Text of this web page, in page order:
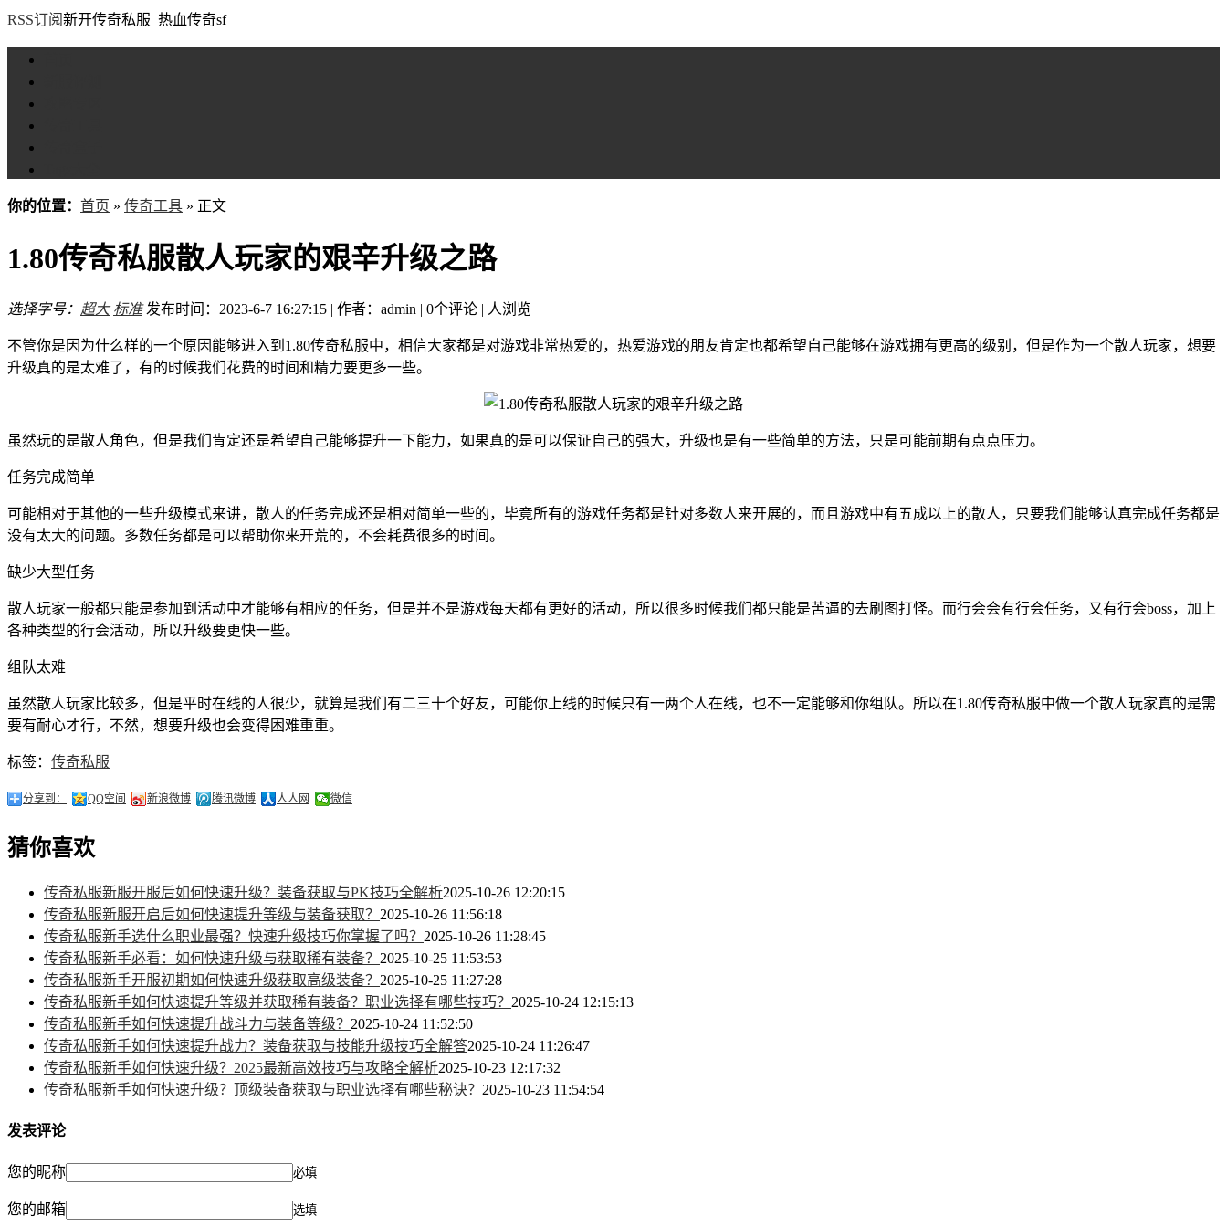
RSS订阅新开传奇私服_热血传奇sf
你的位置： 首页 » 传奇工具 » 正文
1.80传奇私服散人玩家的艰辛升级之路
选择字号： 超大 标准 发布时间：2023-6-7 16:27:15 | 作者：admin | 0个评论 | 人浏览
不管你是因为什么样的一个原因能够进入到1.80传奇私服中，相信大家都是对游戏非常热爱的，热爱游戏的朋友肯定也都希望自己能够在游戏拥有更高的级别，但是作为一个散人玩家，想要
升级真的是太难了，有的时候我们花费的时间和精力要更多一些。
虽然玩的是散人角色，但是我们肯定还是希望自己能够提升一下能力，如果真的是可以保证自己的强大，升级也是有一些简单的方法，只是可能前期有点点压力。
任务完成简单
可能相对于其他的一些升级模式来讲，散人的任务完成还是相对简单一些的，毕竟所有的游戏任务都是针对多数人来开展的，而且游戏中有五成以上的散人，只要我们能够认真完成任务都是
没有太大的问题。多数任务都是可以帮助你来开荒的，不会耗费很多的时间。
缺少大型任务
散人玩家一般都只能是参加到活动中才能够有相应的任务，但是并不是游戏每天都有更好的活动，所以很多时候我们都只能是苦逼的去刷图打怪。而行会会有行会任务，又有行会boss，加上
各种类型的行会活动，所以升级要更快一些。
组队太难
虽然散人玩家比较多，但是平时在线的人很少，就算是我们有二三十个好友，可能你上线的时候只有一两个人在线，也不一定能够和你组队。所以在1.80传奇私服中做一个散人玩家真的是需
要有耐心才行，不然，想要升级也会变得困难重重。
标签： 传奇私服
分享到： QQ空间 新浪微博 腾讯微博 人人网 微信
猜你喜欢
传奇私服新服开服后如何快速升级？装备获取与PK技巧全解析2025-10-26 12:20:15
传奇私服新服开启后如何快速提升等级与装备获取？ 2025-10-26 11:56:18
传奇私服新手选什么职业最强？快速升级技巧你掌握了吗？ 2025-10-26 11:28:45
传奇私服新手必看：如何快速升级与获取稀有装备？ 2025-10-25 11:53:53
传奇私服新手开服初期如何快速升级获取高级装备？ 2025-10-25 11:27:28
传奇私服新手如何快速提升等级并获取稀有装备？职业选择有哪些技巧？ 2025-10-24 12:15:13
传奇私服新手如何快速提升战斗力与装备等级？ 2025-10-24 11:52:50
传奇私服新手如何快速提升战力？装备获取与技能升级技巧全解答2025-10-24 11:26:47
传奇私服新手如何快速升级？2025最新高效技巧与攻略全解析2025-10-23 12:17:32
传奇私服新手如何快速升级？顶级装备获取与职业选择有哪些秘诀？ 2025-10-23 11:54:54
发表评论
您的昵称 必填
您的邮箱 选填